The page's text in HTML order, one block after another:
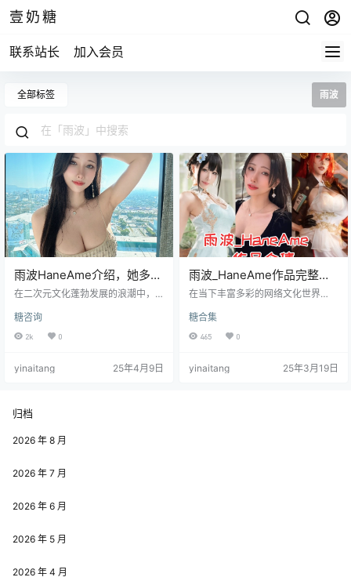
壹奶糖
联系站长 加入会员
全部标签 雨波
雨波HaneAme介绍，她多大
了，微博怎么了？
在二次元文化蓬勃发展的浪潮中，
洗礼却依然努力闪耀的星辰。她在
二次元领域的发展历程充满了波折
露头角，吸引了众多粉丝和关注者
微博账号因不当操作遭遇封禁，这
无疑是对她在网络平台发展的一次
并没有因此而…
糖咨询
2k 0
yinaitang 25年4月9日
雨波_HaneAme作品完整打
包，闯出一片天地
在当下丰富多彩的网络文化世界
目的名字，吸引着众多爱好者的目
光。她以独特的魅力，在相关领域
形象。她面容姣好，五官组合得十
糖合集
465 0
yinaitang 25年3月19日
归档
2026 年 8 月
2026 年 7 月
2026 年 6 月
2026 年 5 月
2026 年 4 月